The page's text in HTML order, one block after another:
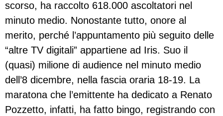
scorso, ha raccolto 618.000 ascoltatori nel
minuto medio. Nonostante tutto, onore al
merito, perché l’appuntamento più seguito delle
“altre TV digitali” appartiene ad Iris. Suo il
(quasi) milione di audience nel minuto medio
dell’8 dicembre, nella fascia oraria 18-19. La
maratona che l’emittente ha dedicato a Renato
Pozzetto, infatti, ha fatto bingo, registrando con